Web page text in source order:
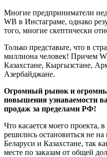
Многие предприниматели
WB в Инстаграме, однако
того, многие скептически
Только представьте, что в
миллиона человек! Причем
Казахстане, Кыргызстане,
Азербайджане.
Огромный рынок и
повышения узнаваемости
продаж за пределами РФ!
Что касается моего проекта,
решились остановиться не
Беларуси и Казахстане, так
месте по заказам от общей